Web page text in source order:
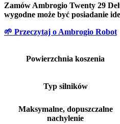
Zamów Ambrogio Twenty 29
wygodne może być posiadanie
🌱 Przeczytaj o Ambrogio Robot
Powierzchnia koszenia
Typ silników
Maksymalne, dopuszczalne
nachylenie